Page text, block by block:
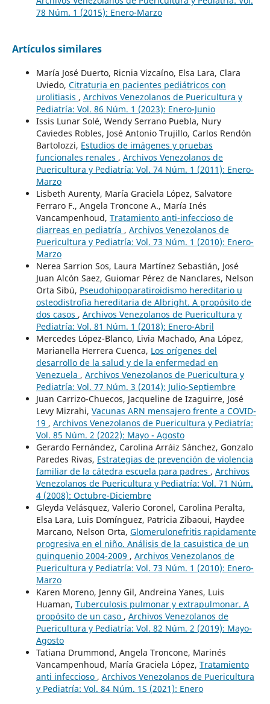
78 Núm. 1 (2015): Enero-Marzo
Artículos similares
María José Duerto, Ricnia Vizcaíno, Elsa Lara, Clara
Uviedo, Citraturia en pacientes pediátricos con
urolitiasis , Archivos Venezolanos de Puericultura y
Pediatría: Vol. 86 Núm. 1 (2023): Enero-Junio
Issis Lunar Solé, Wendy Serrano Puebla, Nury
Caviedes Robles, José Antonio Trujillo, Carlos Rendón
Bartolozzi, Estudios de imágenes y pruebas
funcionales renales , Archivos Venezolanos de
Puericultura y Pediatría: Vol. 74 Núm. 1 (2011): Enero-
Marzo
Lisbeth Aurenty, María Graciela López, Salvatore
Ferraro F., Angela Troncone A., María Inés
Vancampenhoud, Tratamiento anti-infeccioso de
diarreas en pediatría , Archivos Venezolanos de
Puericultura y Pediatría: Vol. 73 Núm. 1 (2010): Enero-
Marzo
Nerea Sarrion Sos, Laura Martínez Sebastián, José
Juan Alcón Saez, Guiomar Pérez de Nanclares, Nelson
Orta Sibú, Pseudohipoparatiroidismo hereditario u
osteodistrofia hereditaria de Albright. A propósito de
dos casos , Archivos Venezolanos de Puericultura y
Pediatría: Vol. 81 Núm. 1 (2018): Enero-Abril
Mercedes López-Blanco, Livia Machado, Ana López,
Marianella Herrera Cuenca, Los orígenes del
desarrollo de la salud y de la enfermedad en
Venezuela , Archivos Venezolanos de Puericultura y
Pediatría: Vol. 77 Núm. 3 (2014): Julio-Septiembre
Juan Carrizo-Chuecos, Jacqueline de Izaguirre, José
Levy Mizrahi, Vacunas ARN mensajero frente a COVID-
19 , Archivos Venezolanos de Puericultura y Pediatría:
Vol. 85 Núm. 2 (2022): Mayo - Agosto
Gerardo Fernández, Carolina Arráiz Sánchez, Gonzalo
Paredes Rivas, Estrategias de prevención de violencia
familiar de la cátedra escuela para padres , Archivos
Venezolanos de Puericultura y Pediatría: Vol. 71 Núm.
4 (2008): Octubre-Diciembre
Gleyda Velásquez, Valerio Coronel, Carolina Peralta,
Elsa Lara, Luis Domínguez, Patricia Zibaoui, Haydee
Marcano, Nelson Orta, Glomerulonefritis rapidamente
progresiva en el niño. Análisis de la casuistica de un
quinquenio 2004-2009 , Archivos Venezolanos de
Puericultura y Pediatría: Vol. 73 Núm. 1 (2010): Enero-
Marzo
Karen Moreno, Jenny Gil, Andreina Yanes, Luis
Huaman, Tuberculosis pulmonar y extrapulmonar. A
propósito de un caso , Archivos Venezolanos de
Puericultura y Pediatría: Vol. 82 Núm. 2 (2019): Mayo-
Agosto
Tatiana Drummond, Angela Troncone, Marinés
Vancampenhoud, María Graciela López, Tratamiento
anti infeccioso , Archivos Venezolanos de Puericultura
y Pediatría: Vol. 84 Núm. 1S (2021): Enero